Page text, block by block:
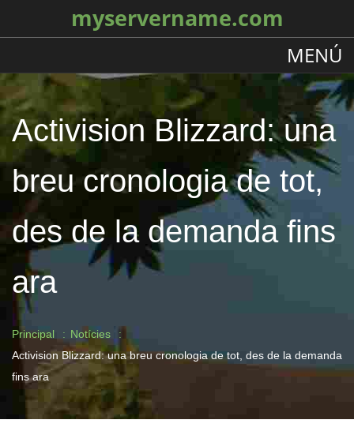
myservername.com
MENÚ
Activision Blizzard: una
breu cronologia de tot,
des de la demanda fins
ara
Principal
Notícies
Activision Blizzard: una breu cronologia de tot, des de la demanda
fins ara